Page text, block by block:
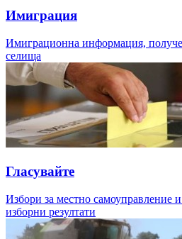
Имиграция
Имиграционна информация,
селища
Гласувайте
Избори за местно самоуправление
изборни резултати